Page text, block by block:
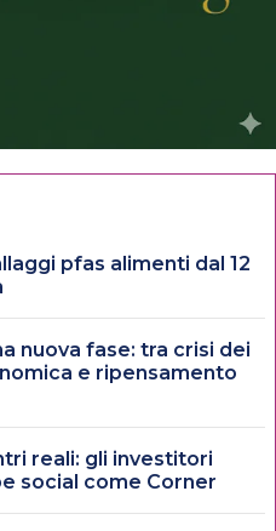
pfas alimenti dal 12
nuova fase: tra crisi dei
e ripensamento
reali: gli investitori
social come Corner